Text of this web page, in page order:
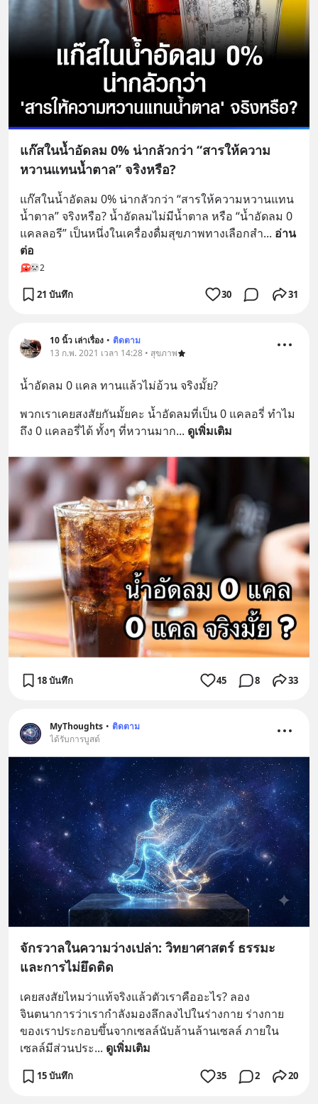
แก๊สในน้ำอัดลม 0% น่ากลัวกว่า “สารให้ความ
หวานแทนน้ำตาล” จริงหรือ?
แก๊สในน้ำอัดลม 0% น่ากลัวกว่า “สารให้ความหวานแทน
น้ำตาล” จริงหรือ? น้ำอัดลมไม่มีน้ำตาล หรือ “น้ำอัดลม 0
แคลลอรี” เป็นหนึ่งในเครื่องดื่มสุขภาพทางเลือกสำ... อ่าน
ต่อ
2
21 บันทึก 30 31
10 นิ้ว เล่าเรื่อง • ติดตาม
13 ก.พ. 2021 เวลา 14:28 • สุขภาพ
น้ำอัดลม 0 แคล ทานแล้วไม่อ้วน จริงมั้ย?
พวกเราเคยสงสัยกันมั้ยคะ น้ำอัดลมที่เป็น 0 แคลอรี่ ทำไม
ถึง 0 แคลอรี่ได้ ทั้งๆ ที่หวานมาก... ดูเพิ่มเติม
18 บันทึก 45 8 33
MyThoughts • ติดตาม
ได้รับการบูสต์
จักรวาลในความว่างเปล่า: วิทยาศาสตร์ ธรรมะ
และการไม่ยึดติด
เคยสงสัยไหมว่าแท้จริงแล้วตัวเราคืออะไร? ลอง
จินตนาการว่าเรากำลังมองลึกลงไปในร่างกาย ร่างกาย
ของเราประกอบขึ้นจากเซลล์นับล้านล้านเซลล์ ภายใน
เซลล์มีส่วนประ... ดูเพิ่มเติม
15 บันทึก 35 2 20